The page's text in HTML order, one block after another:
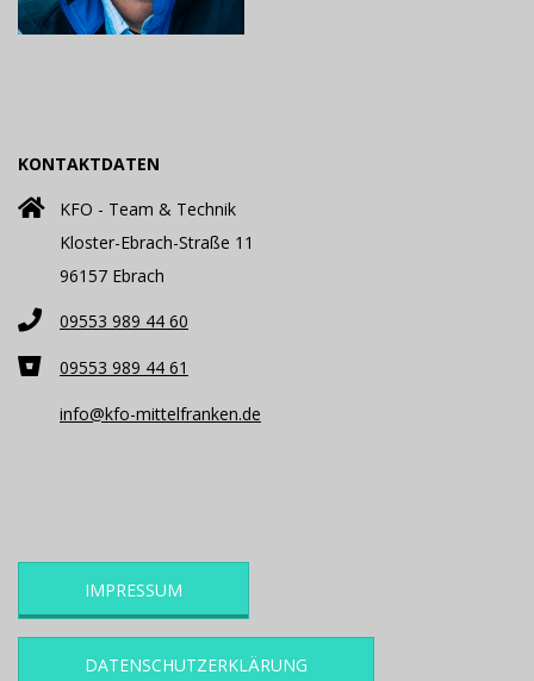
KONTAKTDATEN
KFO - Team & Technik
Kloster-Ebrach-Straße 11
96157 Ebrach
09553 989 44 60
09553 989 44 61
info@kfo-mittelfranken.de
IMPRESSUM
DATENSCHUTZERKLÄRUNG